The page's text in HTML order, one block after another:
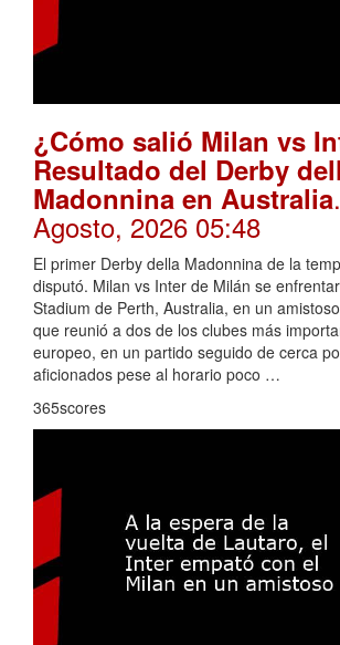
¿Cómo salió Milan vs
Resultado del Derby
Madonnina en Australia
Agosto, 2026 05:48
El primer Derby della Madonnina de la
disputó. Milan vs Inter de Milán se
Stadium de Perth, Australia, en un
que reunió a dos de los clubes más
europeo, en un partido seguido de cerca
aficionados pese al horario poco …
365scores